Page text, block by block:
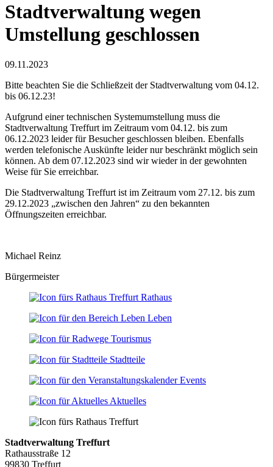
Stadtverwaltung wegen
Umstellung geschlossen
09.11.2023
Bitte beachten Sie die Schließzeit der Stadtverwaltung vom 04.12.
bis 06.12.23!
Aufgrund einer technischen Systemumstellung muss die
Stadtverwaltung Treffurt im Zeitraum vom 04.12. bis zum
06.12.2023 leider für Besucher geschlossen bleiben. Ebenfalls
werden telefonische Auskünfte leider nur beschränkt möglich sein
können. Ab dem 07.12.2023 sind wir wieder in der gewohnten
Weise für Sie erreichbar.
Die Stadtverwaltung Treffurt ist im Zeitraum vom 27.12. bis zum
29.12.2023 „zwischen den Jahren“ zu den bekannten
Öffnungszeiten erreichbar.
Michael Reinz
Bürgermeister
Rathaus
Leben
Tourismus
Stadtteile
Events
Aktuelles
Stadtverwaltung Treffurt
Rathausstraße 12
99830 Treffurt